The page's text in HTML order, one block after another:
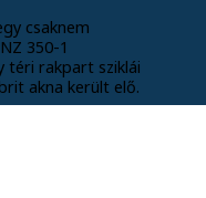
csaknem
350-1
téri rakpart sziklái
akna került elő.